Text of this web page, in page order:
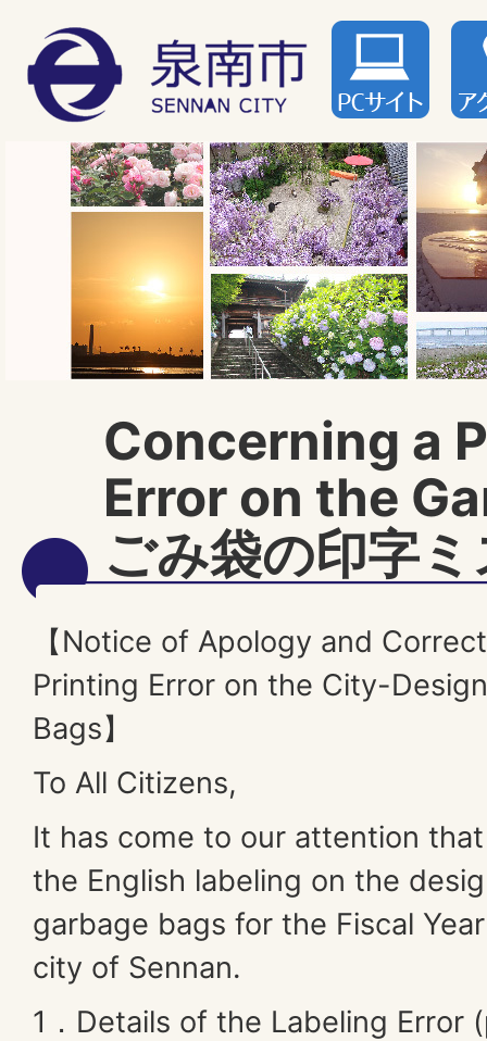
Concerning a
Error on the
ごみ袋の印字
【Notice of Apology and
Printing Error on the City-
Bags】
To All Citizens,
It has come to our attention
the English labeling on the
garbage bags for the Fiscal
city of Sennan.
1．Details of the Labeling Error